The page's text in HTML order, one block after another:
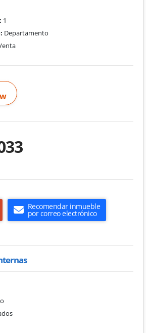
1
Departamento
Recomendar inmueble
por correo electrónico